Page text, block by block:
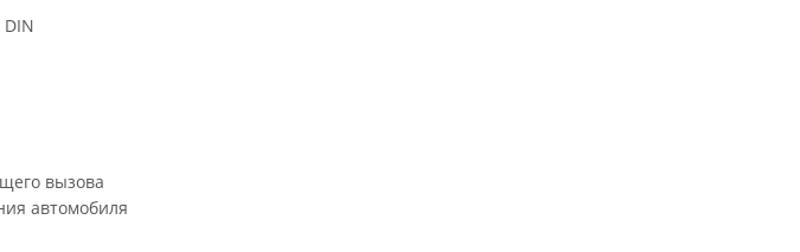
вызова
автомобиля